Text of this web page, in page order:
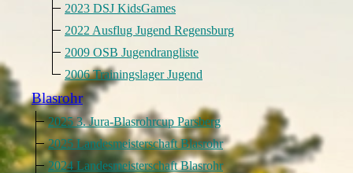
2023 DSJ KidsGames
2022 Ausflug Jugend Regensburg
2009 OSB Jugendrangliste
2006 Trainingslager Jugend
Blasrohr
2025 3. Jura-Blasrohrcup Parsberg
2025 Landesmeisterschaft Blasrohr
2024 Landesmeisterschaft Blasrohr